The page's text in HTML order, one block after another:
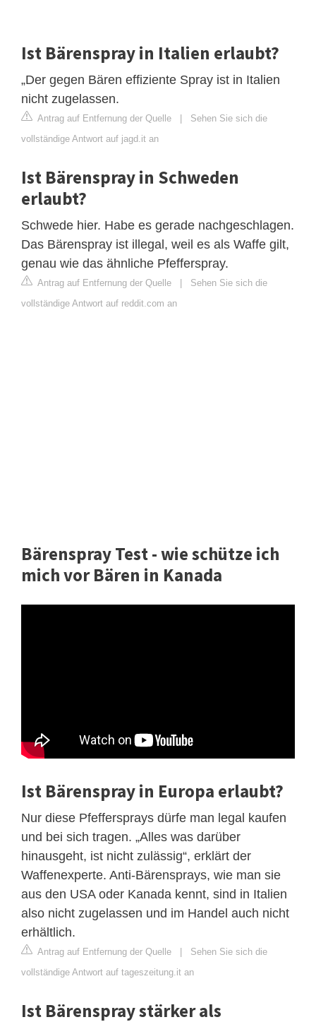
Ist Bärenspray in Italien erlaubt?
„Der gegen Bären effiziente Spray ist in Italien
nicht zugelassen.
Antrag auf Entfernung der Quelle
Sehen Sie sich die
vollständige Antwort auf jagd.it an
Ist Bärenspray in Schweden
erlaubt?
Schwede hier. Habe es gerade nachgeschlagen.
Das Bärenspray ist illegal, weil es als Waffe gilt,
genau wie das ähnliche Pfefferspray.
Antrag auf Entfernung der Quelle
Sehen Sie sich die
vollständige Antwort auf reddit.com an
Bärenspray Test - wie schütze ich
mich vor Bären in Kanada
Ist Bärenspray in Europa erlaubt?
Nur diese Pfeffersprays dürfe man legal kaufen
und bei sich tragen. „Alles was darüber
hinausgeht, ist nicht zulässig“, erklärt der
Waffenexperte. Anti-Bärensprays, wie man sie
aus den USA oder Kanada kennt, sind in Italien
also nicht zugelassen und im Handel auch nicht
erhältlich.
Antrag auf Entfernung der Quelle | Sehen Sie sich die
vollständige Antwort auf tageszeitung.it an
Ist Bärenspray stärker als